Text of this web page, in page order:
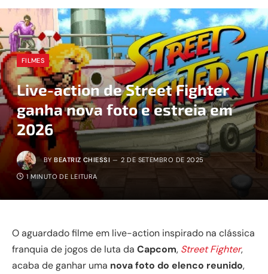
FILMES
Live-action de Street Fighter
ganha nova foto e estreia em
2026
BY BEATRIZ CHIESSI 2 DE SETEMBRO DE 2025
1 MINUTO DE LEITURA
O aguardado filme em live-action inspirado na clássica
franquia de jogos de luta da Capcom, Street Fighter,
acaba de ganhar uma nova foto do elenco reunido,